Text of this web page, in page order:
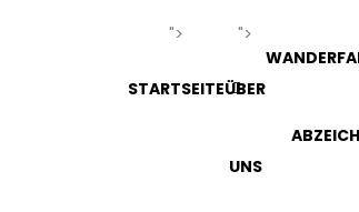
">
STARTSEITE
">
ÜBER
UNS